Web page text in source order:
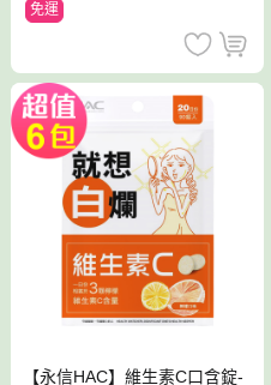
免運
【永信HAC】維生素C口含錠-